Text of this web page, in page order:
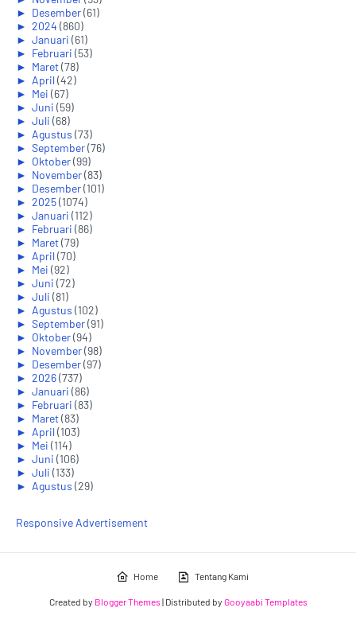
► Desember(61)
► 2024 (860)
► Januari (61)
► Februari (53)
► Maret(78)
► April(42)
► Mei (67)
► Juni (59)
► Juli (68)
► Agustus (73)
► September(76)
► Oktober(99)
► November(83)
► Desember(101)
► 2025(1074)
► Januari (112)
► Februari (86)
► Maret(79)
► April(70)
► Mei (92)
► Juni (72)
► Juli (81)
► Agustus (102)
► September(91)
► Oktober(94)
► November(98)
► Desember(97)
► 2026(737)
► Januari (86)
► Februari (83)
► Maret(83)
► April(103)
► Mei (114)
► Juni (106)
► Juli (133)
► Agustus (29)
Responsive Advertisement
Home Tentang Kami
Created by Blogger Themes| Distributed by Gooyaabi Templates